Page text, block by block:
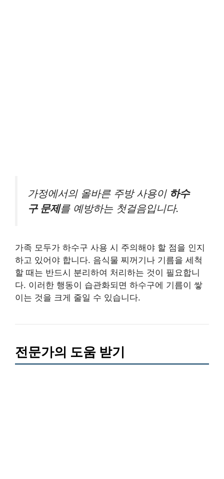
가정에서의 올바른 주방 사용이 하수
구 문제를 예방하는 첫걸음입니다.
가족 모두가 하수구 사용 시 주의해야 할 점을 인지
하고 있어야 합니다. 음식물 찌꺼기나 기름을 세척
할 때는 반드시 분리하여 처리하는 것이 필요합니
다. 이러한 행동이 습관화되면 하수구에 기름이 쌓
이는 것을 크게 줄일 수 있습니다.
전문가의 도움 받기